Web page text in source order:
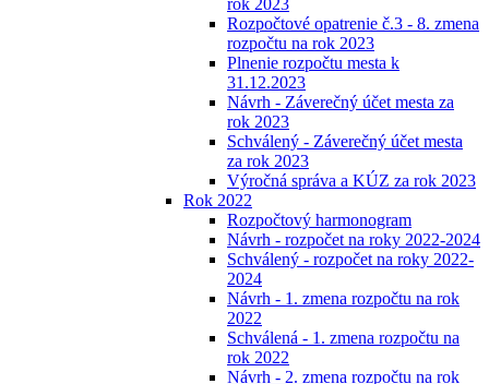
rok 2023
Rozpočtové opatrenie č.3 - 8. zmena
rozpočtu na rok 2023
Plnenie rozpočtu mesta k
31.12.2023
Návrh - Záverečný účet mesta za
rok 2023
Schválený - Záverečný účet mesta
za rok 2023
Výročná správa a KÚZ za rok 2023
Rok 2022
Rozpočtový harmonogram
Návrh - rozpočet na roky 2022-2024
Schválený - rozpočet na roky 2022-
2024
Návrh - 1. zmena rozpočtu na rok
2022
Schválená - 1. zmena rozpočtu na
rok 2022
Návrh - 2. zmena rozpočtu na rok